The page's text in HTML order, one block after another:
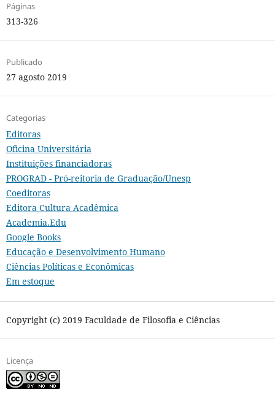
Páginas
313-326
Publicado
27 agosto 2019
Categorias
Editoras
Oficina Universitária
Instituições financiadoras
PROGRAD - Pró-reitoria de Graduação/Unesp
Coeditoras
Editora Cultura Acadêmica
Academia.Edu
Google Books
Educação e Desenvolvimento Humano
Ciências Políticas e Econômicas
Em estoque
Copyright (c) 2019 Faculdade de Filosofia e Ciências
Licença